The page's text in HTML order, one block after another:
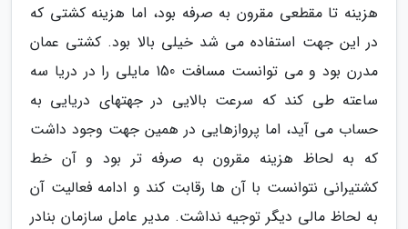
هزینه تا مقطعی مقرون به صرفه بود، اما هزینه کشتی که
در این جهت استفاده می شد خیلی بالا بود. کشتی عمان
مدرن بود و می توانست مسافت 150 مایلی را در دریا سه
ساعته طی کند که سرعت بالایی در جهتهای دریایی به
حساب می آید، اما پروازهایی در همین جهت وجود داشت
که به لحاظ هزینه مقرون به صرفه تر بود و آن خط
کشتیرانی نتوانست با آن ها رقابت کند و ادامه فعالیت آن
به لحاظ مالی دیگر توجیه نداشت. مدیر عامل سازمان بنادر